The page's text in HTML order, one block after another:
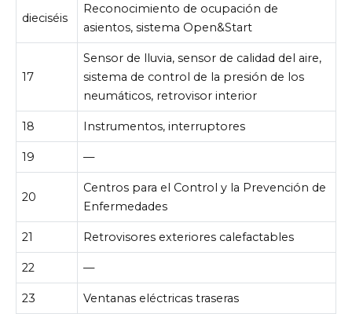
dieciséis
Reconocimiento de ocupación de
asientos, sistema Open&Start
17
Sensor de lluvia, sensor de calidad del aire,
sistema de control de la presión de los
neumáticos, retrovisor interior
18 Instrumentos, interruptores
19 —
20
Centros para el Control y la Prevención de
Enfermedades
21 Retrovisores exteriores calefactables
22 —
23 Ventanas eléctricas traseras